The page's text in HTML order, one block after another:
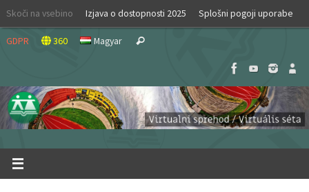
Skip
content
Skoči na vsebino Izjava o dostopnosti 2025 Splošni pogoji uporabe
GDPR 360 Magyar Search